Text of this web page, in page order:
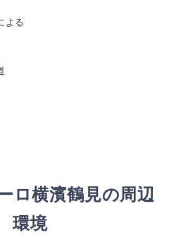
る
ロ横濱鶴見の周辺
環境